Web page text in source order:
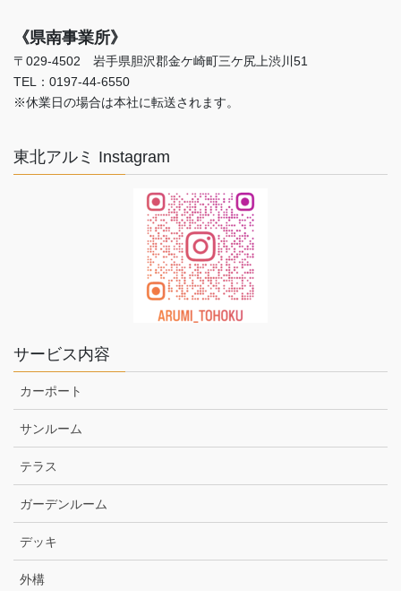
《県南事業所》
〒029-4502 岩手県胆沢郡金ケ崎町三ケ尻上渋川51
TEL：0197-44-6550
※休業日の場合は本社に転送されます。
東北アルミ Instagram
サービス内容
カーポート
サンルーム
テラス
ガーデンルーム
デッキ
外構